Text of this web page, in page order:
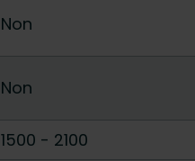
Non
Non
1500 - 2100